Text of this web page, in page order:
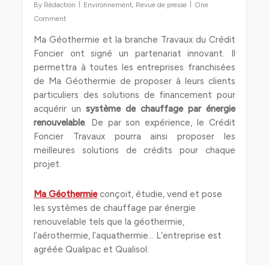
By Rédaction Environnement, Revue de presse
One
Comment
Ma Géothermie et la branche Travaux du Crédit
Foncier ont signé un partenariat innovant. Il
permettra à toutes les entreprises franchisées
de Ma Géothermie de proposer à leurs clients
particuliers des solutions de financement pour
acquérir unsystème de chauffage par énergie
renouvelable. De par son expérience, le Crédit
Foncier Travaux pourra ainsi proposer les
meilleures solutions de crédits pour chaque
projet.
Ma Géothermieconçoit, étudie, vend et pose
les systèmes de chauffage par énergie
renouvelable tels que la géothermie,
l’aérothermie, l’aquathermie… L’entreprise est
agréée Qualipac et Qualisol.